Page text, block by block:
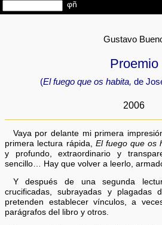
Gustavo
Proemio
(El fuego que os habita, de
2006
Vaya por delante mi primera
primera lectura rápida, El fuego que os
y profundo, extraordinario y
sencillo… Hay que volver a leerlo,
Y después de una segunda
crucificadas, subrayadas y plagadas
pretenden establecer vínculos, a
parágrafos del libro y otros.